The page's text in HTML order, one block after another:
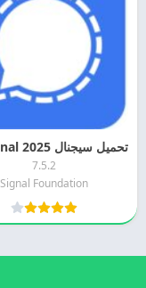
7.5.2
Signal Foundation